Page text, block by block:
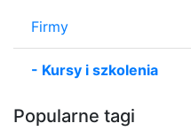
Firmy
- Kursy i szkolenia
Popularne tagi